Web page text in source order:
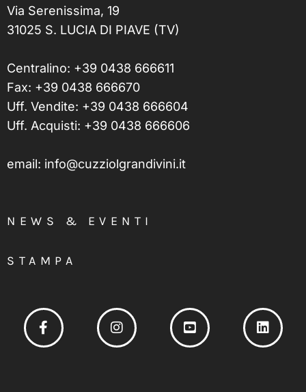
Via Serenissima, 19
31025 S. LUCIA DI PIAVE (TV)
Centralino: +39 0438 666611
Fax: +39 0438 666670
Uff. Vendite: +39 0438 666604
Uff. Acquisti: +39 0438 666606
email: info@cuzziolgrandivini.it
NEWS & EVENTI
STAMPA